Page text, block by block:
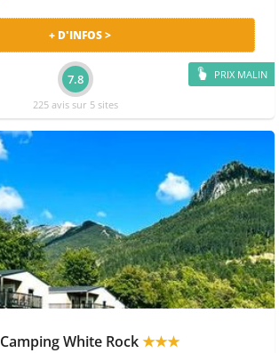
PRIX MALIN
+ D'INFOS >
7.8
225 avis sur 5 sites
Camping White Rock★★★